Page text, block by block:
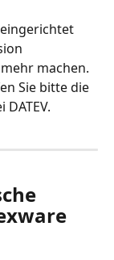
machen.
Sie bitte die